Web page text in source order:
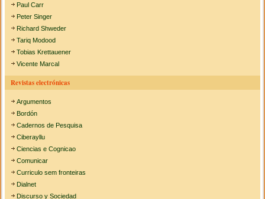
Paul Carr
Peter Singer
Richard Shweder
Tariq Modood
Tobias Krettauener
Vicente Marcal
Revistas electrónicas
Argumentos
Bordón
Cadernos de Pesquisa
Ciberayllu
Ciencias e Cognicao
Comunicar
Curriculo sem fronteiras
Dialnet
Discurso y Sociedad